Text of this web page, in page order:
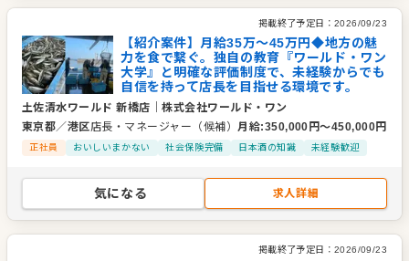
掲載終了予定日： 2026/09/23
【紹介案件】月給35万～45万円◆地方の魅
力を食で繋ぐ。独自の教育『ワールド・ワン
大学』と明確な評価制度で、未経験からでも
自信を持って店長を目指せる環境です。
土佐清水ワールド 新橋店 ｜株式会社ワールド・ワン
東京都／港区店長・マネージャー（候補）月給:350,000 円〜450,000円
正社員 おいしいまかない 社会保険完備 日本酒の知識 未経験歓迎
気になる 求人詳細
掲載終了予定日： 2026/09/23